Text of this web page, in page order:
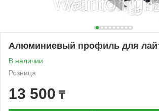
Алюминиевый профиль для
В наличии
Розница
13 500 ₸